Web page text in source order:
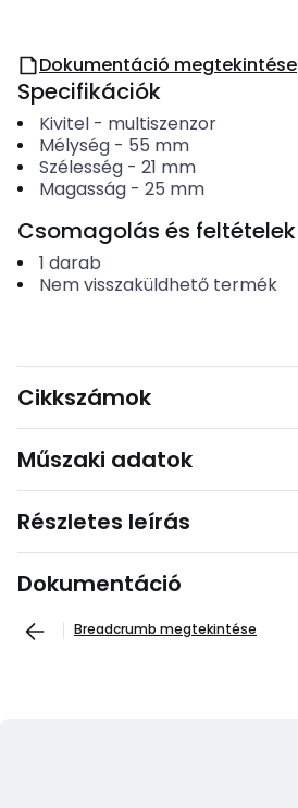
Dokumentáció megtekintése
Specifikációk
Kivitel- multiszenzor
Mélység- 55 mm
Szélesség- 21 mm
Magasság- 25 mm
Csomagolás és feltételek
1 darab
Nem visszaküldhető termék
Cikkszámok
Műszaki adatok
Részletes leírás
Dokumentáció
Breadcrumb megtekintése